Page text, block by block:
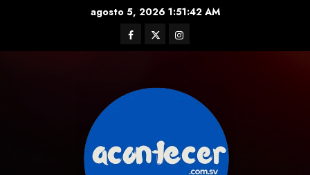
agosto 5, 2026 1:51:43 AM
Facebook
TwitterInstagram